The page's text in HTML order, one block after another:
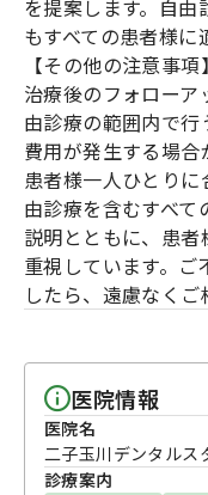
を提案します。自由
もすべての患者様に
【その他の注意事項】
治療後のフォロー
由診療の範囲内で
費用が発生する場合
患者様一人ひとり
由診療を含むすべ
説明とともに、患
重視しています。
したら、遠慮なくご
医院情報
医院名
二子玉川デンタルス
診療案内